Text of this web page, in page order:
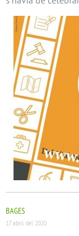
BAGES
17 abril del 2020